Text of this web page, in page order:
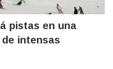
pistas en una
intensas